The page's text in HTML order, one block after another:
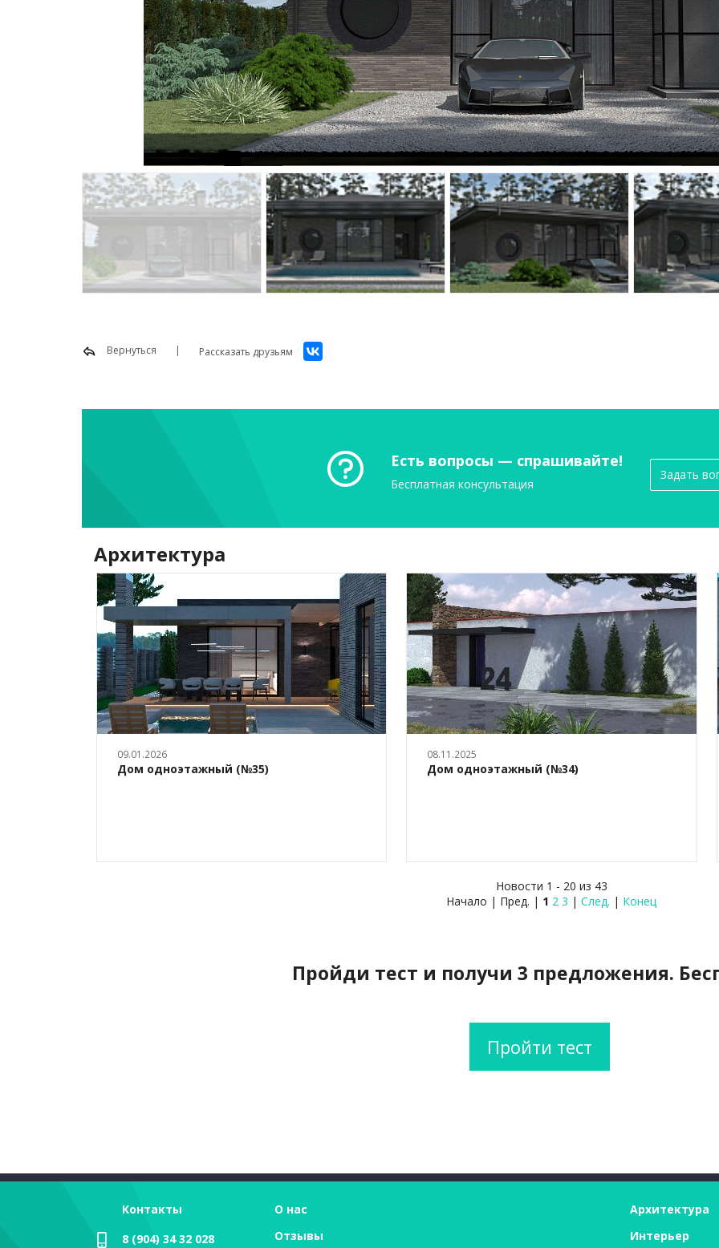
Вернуться Рассказать друзьям
Есть вопросы — спрашивайте!
Бесплатная консультация
Задать
Архитектура
09.01.2026
Дом одноэтажный (№35)
08.11.2025
Дом одноэтажный (№34)
Новости 1 - 20 из 43
Начало | Пред. | 1 2 3 | След. | Конец
Пройди тест и получи 3 предложения.
Пройти тест
Контакты
8 (904) 34 32 028
О нас
Отзывы
Архитектура
Интерьер